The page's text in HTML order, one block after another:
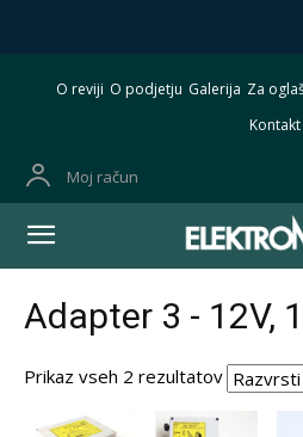
O reviji O podjetju Galerija Za
Kontakt
Moj račun
Adapter 3 - 12V,
Prikaz vseh 2 rezultatov
po